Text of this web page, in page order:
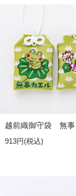
越前織御守袋 無事
913円(税込)